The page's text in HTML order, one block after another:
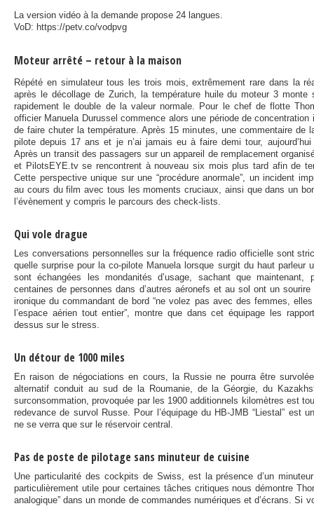
La version vidéo à la demande propose 24 langues.
VoD: https://petv.co/vodpvg
Moteur arrêté – retour à la maison
Répété en simulateur tous les trois mois, extrêmement rare dans la
après le décollage de Zurich, la température huile du moteur 3 monte
rapidement le double de la valeur normale. Pour le chef de flotte
officier Manuela Durussel commence alors une période de concentration
de faire chuter la température. Après 15 minutes, une commentaire de
pilote depuis 17 ans et je n’ai jamais eu à faire demi tour, aujourd’hui
Après un transit des passagers sur un appareil de remplacement
et PilotsEYE.tv se rencontrent à nouveau six mois plus tard afin de
Cette perspective unique sur une “procédure anormale”, un incident
au cours du film avec tous les moments cruciaux, ainsi que dans un
l’évènement y compris le parcours des check-lists.
Qui vole drague
Les conversations personnelles sur la fréquence radio officielle sont
quelle surprise pour la co-pilote Manuela lorsque surgit du haut parleur
sont échangées les mondanités d’usage, sachant que maintenant,
centaines de personnes dans d’autres aéronefs et au sol ont un
ironique du commandant de bord “ne volez pas avec des femmes,
l’espace aérien tout entier”, montre que dans cet équipage les
dessus sur le stress.
Un détour de 1000 miles
En raison de négociations en cours, la Russie ne pourra être survolée
alternatif conduit au sud de la Roumanie, de la Géorgie, du
surconsommation, provoquée par les 1900 additionnels kilomètres est
redevance de survol Russe. Pour l’équipage du HB-JMB “Liestal” est
ne se verra que sur le réservoir central.
Pas de poste de pilotage sans minuteur de cuisine
Une particularité des cockpits de Swiss, est la présence d’un
particulièrement utile pour certaines tâches critiques nous démontre
analogique” dans un monde de commandes numériques et d’écrans. Si